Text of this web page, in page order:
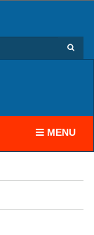
Toggle
MENU